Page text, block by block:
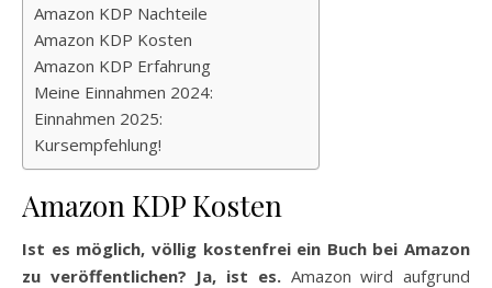
Amazon KDP Nachteile
Amazon KDP Kosten
Amazon KDP Erfahrung
Meine Einnahmen 2024:
Einnahmen 2025:
Kursempfehlung!
Amazon KDP Kosten
Ist es möglich, völlig kostenfrei ein Buch bei Amazon
zu veröffentlichen? Ja, ist es.Amazon wird aufgrund